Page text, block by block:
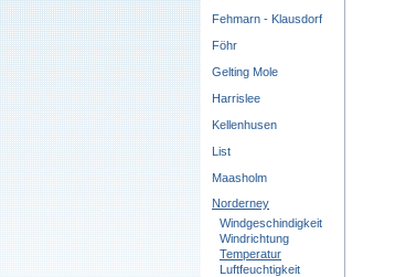
Fehmarn - Klausdorf
Föhr
Gelting Mole
Harrislee
Kellenhusen
List
Maasholm
Norderney
Windgeschindigkeit
Windrichtung
Temperatur
Luftfeuchtigkeit